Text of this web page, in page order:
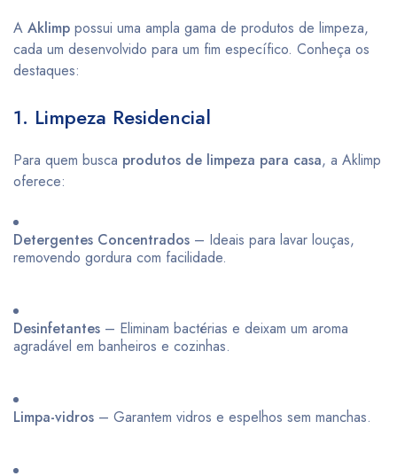
A Aklimp possui uma ampla gama de produtos de limpeza,
cada um desenvolvido para um fim específico. Conheça os
destaques:
1. Limpeza Residencial
Para quem busca produtos de limpeza para casa, a Aklimp
oferece:
Detergentes Concentrados – Ideais para lavar louças,
removendo gordura com facilidade.
Desinfetantes – Eliminam bactérias e deixam um aroma
agradável em banheiros e cozinhas.
Limpa-vidros – Garantem vidros e espelhos sem manchas.